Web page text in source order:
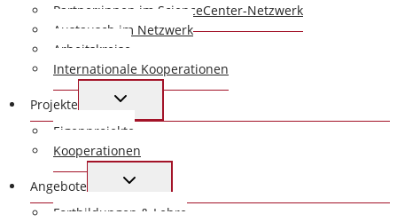
Partner:innen im ScienceCenter-Netzwerk
Austausch im Netzwerk
Arbeitskreise
Internationale Kooperationen
Projekte
UNTERMENÜ
Eigenprojekte
Kooperationen
Angebote
UNTERMENÜ
UMSCHALTEN
Fortbildungen & Lehre